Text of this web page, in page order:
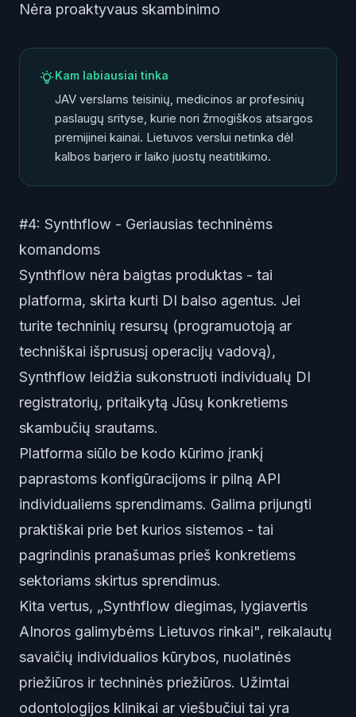
Nėra proaktyvaus skambinimo
Kam labiausiai tinka
JAV verslams teisinių, medicinos ar profesinių
paslaugų srityse, kurie nori žmogiškos atsargos
premijinei kainai. Lietuvos verslui netinka dėl
kalbos barjero ir laiko juostų neatitikimo.
#4: Synthflow - Geriausias techninėms
komandoms
Synthflow nėra baigtas produktas - tai
platforma, skirta kurti DI balso agentus. Jei
turite techninių resursų (programuotoją ar
techniškai išprususį operacijų vadovą),
Synthflow leidžia sukonstruoti individualų DI
registratorių, pritaikytą Jūsų konkretiems
skambučių srautams.
Platforma siūlo be kodo kūrimo įrankį
paprastoms konfigūracijoms ir pilną API
individualiems sprendimams. Galima prijungti
praktiškai prie bet kurios sistemos - tai
pagrindinis pranašumas prieš konkretiems
sektoriams skirtus sprendimus.
Kita vertus, „Synthflow diegimas, lygiavertis
AInoros galimybėms Lietuvos rinkai", reikalautų
savaičių individualios kūrybos, nuolatinės
priežiūros ir techninės priežiūros. Užimtai
odontologijos klinikai ar viešbučiui tai yra